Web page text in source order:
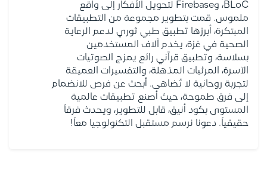
BLoC، وFirebase لتحويل الأفكار إلى واقع
ملموس. قمت بتطوير مجموعة من التطبيقات
المبتكرة، أبرزها تطبيق طبي ثوري لدعم الرعاية
الصحية في غزة، يخدم آلاف المستخدمين
بسلاسة، وتطبيق قرآني رائع يمزج الصوتيات
الآسرة، المرئيات المذهلة، والتفسيرات العميقة
لتجربة روحانية لا تُضاهى. أبحث عن فرص للانضمام
إلى فرق طموحة، حيث أصنع تطبيقات عالمية
المستوى بكود أنيق، قابل للتطوير، ويحدث فرقاً
حقيقياً. دعونا نرسم مستقبل التكنولوجيا معاً!